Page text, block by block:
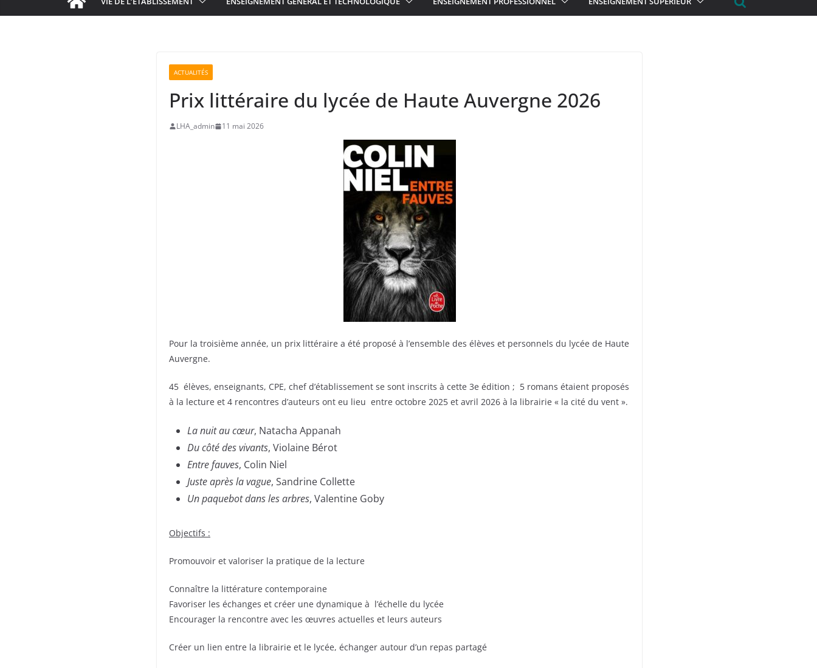
ACTUALITÉS
Prix littéraire du lycée de Haute Auvergne 2026
LHA_admin 11 mai 2026
Pour la troisième année, un prix littéraire a été proposé à l’ensemble des élèves et personnels du lycée de Haute
Auvergne.
45 élèves, enseignants, CPE, chef d’établissement se sont inscrits à cette 3e édition ; 5 romans étaient proposés
à la lecture et 4 rencontres d’auteurs ont eu lieu entre octobre 2025 et avril 2026 à la librairie « la cité du vent ».
La nuit au cœur, Natacha Appanah
Du côté des vivants, Violaine Bérot
Entre fauves, Colin Niel
Juste après la vague, Sandrine Collette
Un paquebot dans les arbres, Valentine Goby
Objectifs :
Promouvoir et valoriser la pratique de la lecture
Connaître la littérature contemporaine
Favoriser les échanges et créer une dynamique à l’échelle du lycée
Encourager la rencontre avec les œuvres actuelles et leurs auteurs
Créer un lien entre la librairie et le lycée, échanger autour d’un repas partagé